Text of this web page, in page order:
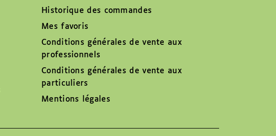
Historique des commandes
Mes favoris
Conditions générales de vente aux
professionnels
Conditions générales de vente aux
particuliers
Mentions légales